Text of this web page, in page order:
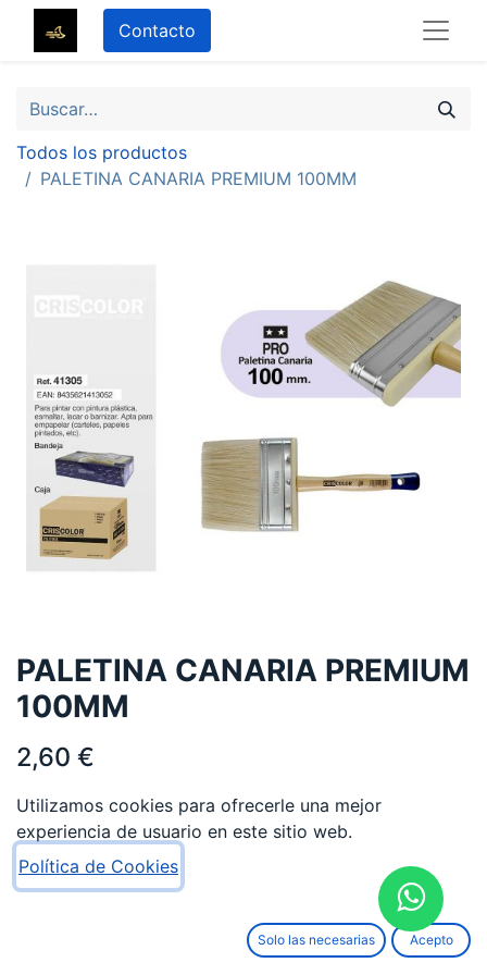
Contacto
Todos los productos
PALETINA CANARIA PREMIUM 100MM
PALETINA CANARIA PREMIUM
100MM
2,60 €
AÑADIR AL CARRITO
Utilizamos cookies para ofrecerle una mejor
experiencia de usuario en este sitio web.
Política de Cookies
Solo las necesarias Acepto